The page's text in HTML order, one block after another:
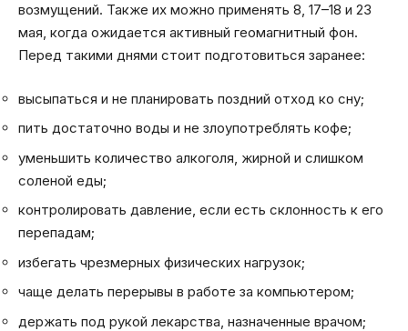
возмущений. Также их можно применять 8, 17–18 и 23
мая, когда ожидается активный геомагнитный фон.
Перед такими днями стоит подготовиться заранее:
высыпаться и не планировать поздний отход ко сну;
пить достаточно воды и не злоупотреблять кофе;
уменьшить количество алкоголя, жирной и слишком
соленой еды;
контролировать давление, если есть склонность к его
перепадам;
избегать чрезмерных физических нагрузок;
чаще делать перерывы в работе за компьютером;
держать под рукой лекарства, назначенные врачом;